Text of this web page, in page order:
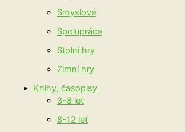
Smyslové
Spolupráce
Stolní hry
Zimní hry
Knihy, časopisy
3-8 let
8-12 let